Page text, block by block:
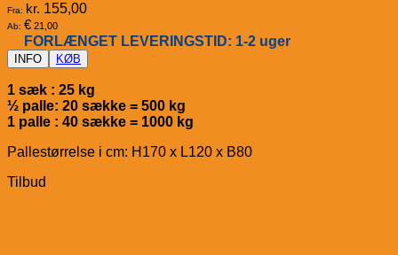
Fra: kr. 155,00
Ab: € 21,00
FORLÆNGET LEVERINGSTID: 1-2 uger
INFO KØB
1 sæk : 25 kg
½ palle: 20 sække = 500 kg
1 palle : 40 sække = 1000 kg
Pallestørrelse i cm: H170 x L120 x B80
Tilbud